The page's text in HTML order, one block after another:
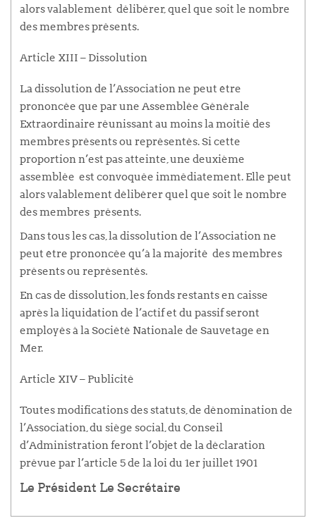
alors valablement délibérer, quel que soit le nombre
des membres présents.
Article XIII – Dissolution
La dissolution de l’Association ne peut être
prononcée que par une Assemblée Générale
Extraordinaire réunissant au moins la moitié des
membres présents ou représentés. Si cette
proportion n’est pas atteinte, une deuxième
assemblée est convoquée immédiatement. Elle peut
alors valablement délibérer quel que soit le nombre
des membres présents.
Dans tous les cas, la dissolution de l’Association ne
peut être prononcée qu’à la majorité des membres
présents ou représentés.
En cas de dissolution, les fonds restants en caisse
après la liquidation de l’actif et du passif seront
employés à la Société Nationale de Sauvetage en
Mer.
Article XIV – Publicité
Toutes modifications des statuts, de dénomination de
l’Association, du siège social, du Conseil
d’Administration feront l’objet de la déclaration
prévue par l’article 5 de la loi du 1er juillet 1901
Le Président Le Secrétaire